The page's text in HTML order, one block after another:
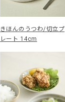
きほんのうつわ/切立プ
レート 14cm